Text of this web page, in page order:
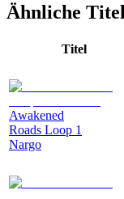
Ähnliche Titel
Titel
Awakened
Roads Loop 1
Nargo